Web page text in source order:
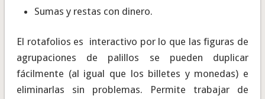
Sumas y restas con dinero.
El rotafolios es interactivo por lo que las figuras de
agrupaciones de palillos se pueden duplicar
fácilmente (al igual que los billetes y monedas) e
eliminarlas sin problemas. Permite trabajar de